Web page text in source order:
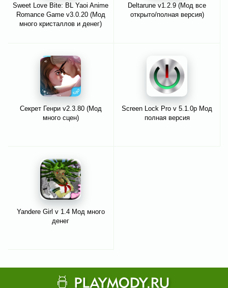
Sweet Love Bite: BL Yaoi Anime
Romance Game v3.0.20 (Мод
много кристаллов и денег)
Deltarune v1.2.9 (Мод все
открыто/полная версия)
Секрет Генри v2.3.80 (Мод
много сцен)
Screen Lock Pro v 5.1.0p Мод
полная версия
Yandere Girl v 1.4 Мод много
денег